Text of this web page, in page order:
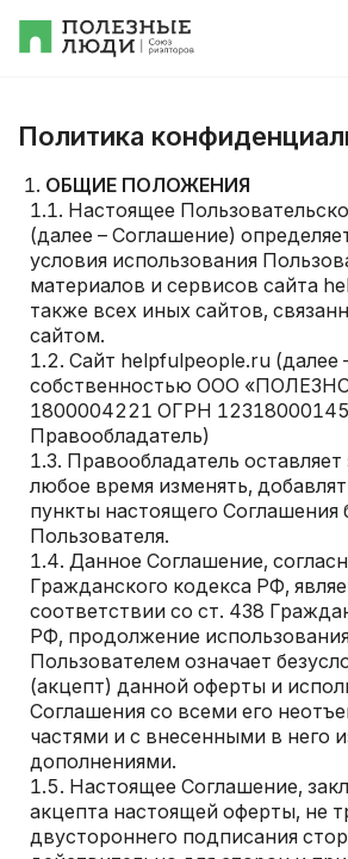
Политика
ОБЩИЕ ПОЛОЖЕНИЯ
Настоящее
(далее – Соглашение)
условия использования
материалов и сервисов сайта
также всех иных сайтов,
сайтом.
Сайт helpfulpeople.ru (далее
собственностью ООО
1800004221 ОГРН
Правообладатель)
Правообладатель
любое время изменять,
пункты настоящего Соглашения
Пользователя.
Данное Соглашение,
Гражданского кодекса РФ,
соответствии со ст. 438
РФ, продолжение
Пользователем означает
(акцепт) данной оферты и
Соглашения cо всеми его
частями и с внесенными в него
дополнениями.
Настоящее Соглашение,
акцепта настоящей оферты, не
двустороннего подписания